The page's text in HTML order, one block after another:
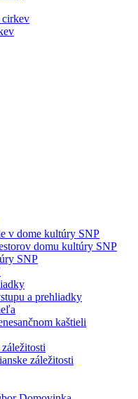
cirkev
v dome kultúry SNP
domu kultúry SNP
SNP
a prehliadky
kaštieli
záležitosti